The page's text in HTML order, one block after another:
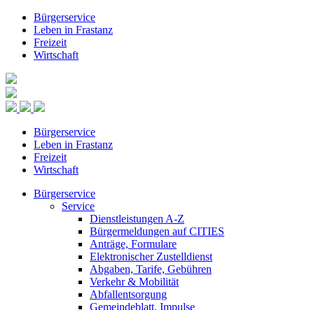
Bürgerservice
Leben in Frastanz
Freizeit
Wirtschaft
Bürgerservice
Leben in Frastanz
Freizeit
Wirtschaft
Bürgerservice
Service
Dienstleistungen A-Z
Bürgermeldungen auf CITIES
Anträge, Formulare
Elektronischer Zustelldienst
Abgaben, Tarife, Gebühren
Verkehr & Mobilität
Abfallentsorgung
Gemeindeblatt, Impulse